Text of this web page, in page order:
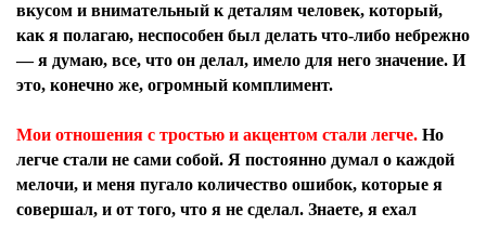
вкусом и внимательный к деталям человек, который,
как я полагаю, неспособен был делать что-либо небрежно
— я думаю, все, что он делал, имело для него значение. И
это, конечно же, огромный комплимент.
Мои отношения с тростью и акцентом стали легче. Но
легче стали не сами собой. Я постоянно думал о каждой
мелочи, и меня пугало количество ошибок, которые я
совершал, и от того, что я не сделал. Знаете, я ехал
политикой конфиденциальности и
защиты информации*
Я согласен сполитикой конфиденциальности и
защиты информации*